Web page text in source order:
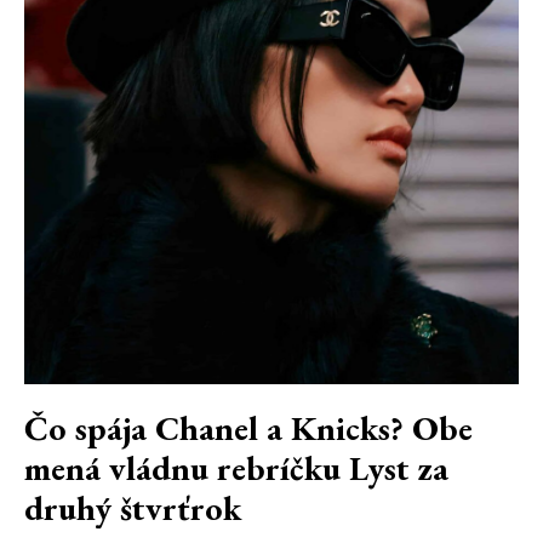
Čo spája Chanel a Knicks? Obe
mená vládnu rebríčku Lyst za
druhý štvrťrok